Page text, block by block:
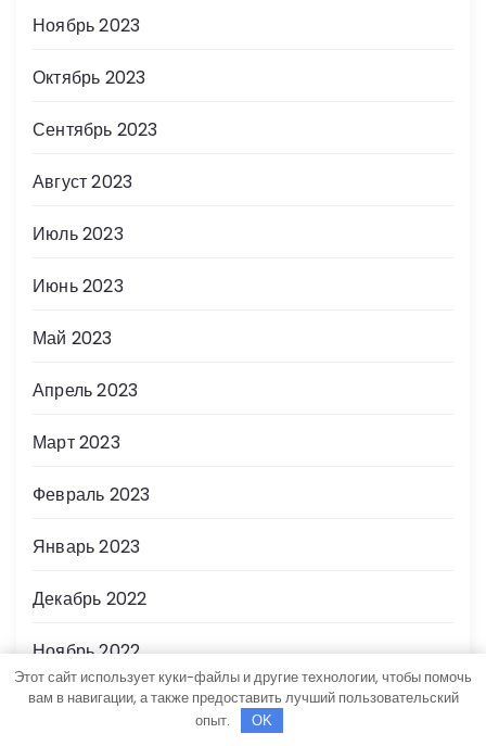
Ноябрь 2023
Октябрь 2023
Сентябрь 2023
Август 2023
Июль 2023
Июнь 2023
Май 2023
Апрель 2023
Март 2023
Февраль 2023
Январь 2023
Декабрь 2022
Ноябрь 2022
Октябрь 2022
Этот сайт использует куки-файлы и другие технологии, чтобы помочь
вам в навигации, а также предоставить лучший пользовательский
опыт.
OK